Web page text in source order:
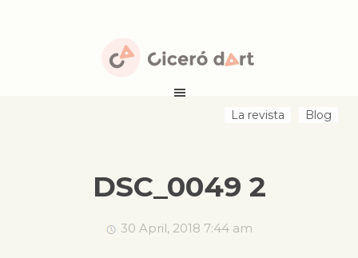
Blog
La revista
DSC_0049 2
30 April, 2018 7:44 am